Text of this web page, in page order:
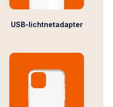
USB-lichtnetadapter